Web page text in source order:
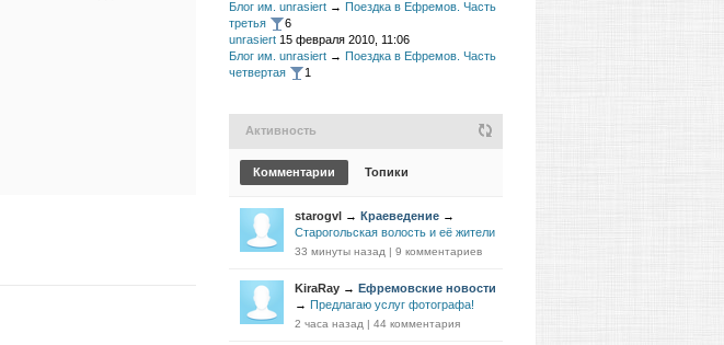
Блог им. unrasiert → Поездка в Ефремов. Часть
третья
6
unrasiert 15 февраля 2010, 11:06
Блог им. unrasiert → Поездка в Ефремов. Часть
четвертая
1
Активность
Комментарии Топики
starogvl → Краеведение →
Старогольская волость и её жители
33 минуты назад | 9 комментариев
KiraRay → Ефремовские новости
→ Предлагаю услуг фотографа!
2 часа назад | 44 комментария